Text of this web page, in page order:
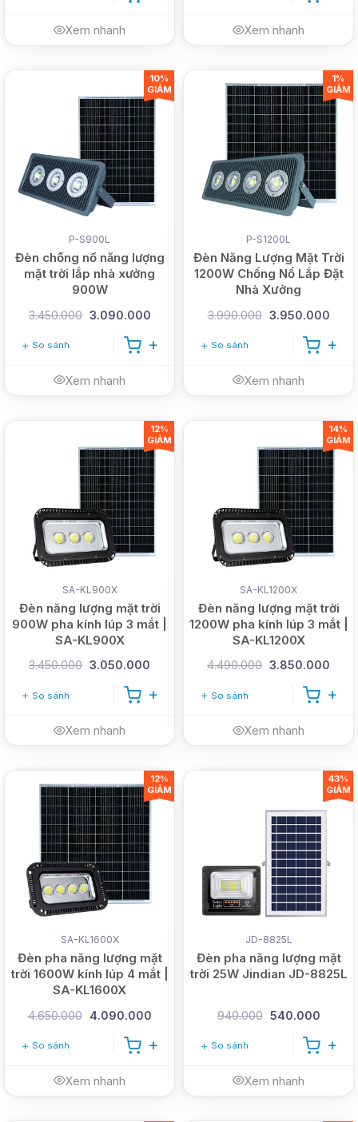
Xem nhanh Xem nhanh
P-S900L
Đèn chống nổ năng lượng
mặt trời lắp nhà xưởng
900W
3.450.000 3.090.000
So sánh
Xem nhanh
10%
GIẢM
P-S1200L
Đèn Năng Lượng Mặt Trời
1200W Chống Nổ Lắp Đặt
Nhà Xưởng
3.990.000 3.950.000
So sánh
Xem nhanh
1%
GIẢM
SA-KL900X
Đèn năng lượng mặt trời
900W pha kính lúp 3 mắt |
SA-KL900X
3.450.000 3.050.000
So sánh
Xem nhanh
12%
GIẢM
SA-KL1200X
Đèn năng lượng mặt trời
1200W pha kính lúp 3 mắt |
SA-KL1200X
4.490.000 3.850.000
So sánh
Xem nhanh
14%
GIẢM
SA-KL1600X
Đèn pha năng lượng mặt
trời 1600W kính lúp 4 mắt |
SA-KL1600X
4.650.000 4.090.000
So sánh
Xem nhanh
12%
GIẢM
JD-8825L
Đèn pha năng lượng mặt
trời 25W Jindian JD-8825L
940.000 540.000
So sánh
Xem nhanh
43%
GIẢM